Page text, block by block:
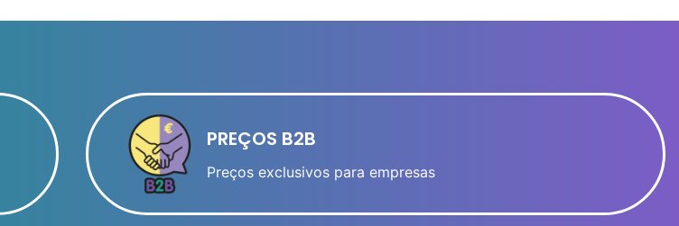
PREÇOS B2B
Preços exclusivos para empresas